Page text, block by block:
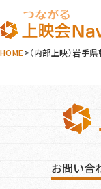
HOME （内部上映）岩
お問い合